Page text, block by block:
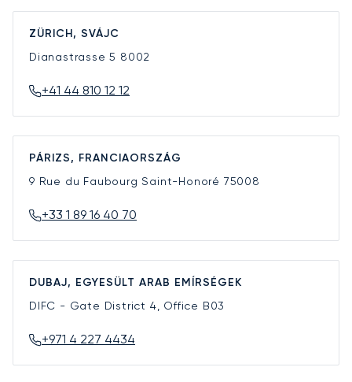
ZÜRICH, SVÁJC
Dianastrasse 5 8002
+41 44 810 12 12
PÁRIZS, FRANCIAORSZÁG
9 Rue du Faubourg Saint-Honoré 75008
+33 1 89 16 40 70
DUBAJ, EGYESÜLT ARAB EMÍRSÉGEK
DIFC - Gate District 4, Office B03
+971 4 227 4434